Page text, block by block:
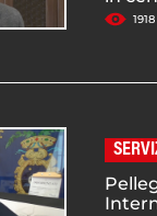
1918